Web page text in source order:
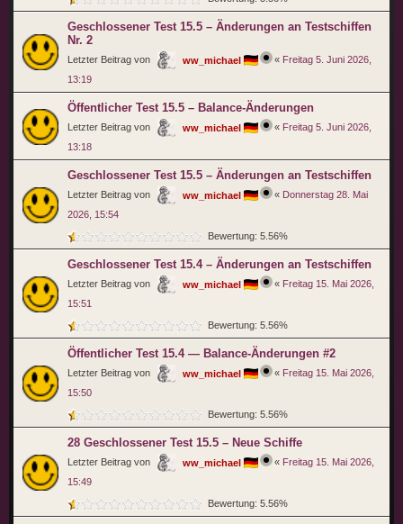
Geschlossener Test 15.5 – Änderungen an Testschiffen
Nr. 2
Letzter Beitrag von ww_michael « Freitag 5. Juni 2026,
13:19
Öffentlicher Test 15.5 – Balance-Änderungen
Letzter Beitrag von ww_michael « Freitag 5. Juni 2026,
13:18
Geschlossener Test 15.5 – Änderungen an Testschiffen
Letzter Beitrag von ww_michael « Donnerstag 28. Mai
2026, 15:54
Bewertung: 5.56%
Geschlossener Test 15.4 – Änderungen an Testschiffen
Letzter Beitrag von ww_michael « Freitag 15. Mai 2026,
15:51
Bewertung: 5.56%
Öffentlicher Test 15.4 — Balance-Änderungen #2
Letzter Beitrag von ww_michael « Freitag 15. Mai 2026,
15:50
Bewertung: 5.56%
28 Geschlossener Test 15.5 – Neue Schiffe
Letzter Beitrag von ww_michael « Freitag 15. Mai 2026,
15:49
Bewertung: 5.56%